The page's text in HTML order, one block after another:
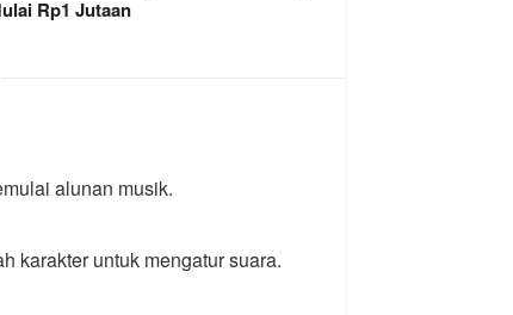
Rp1 Jutaan
alunan musik.
karakter untuk mengatur suara.